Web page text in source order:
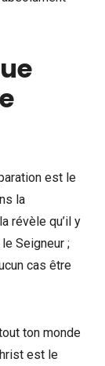
est le
la
révèle qu’il y
Seigneur ;
cas être
ton monde
est le